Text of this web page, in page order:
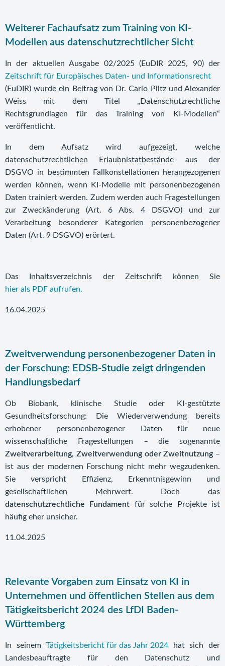
Weiterer Fachaufsatz zum Training von KI-
Modellen aus datenschutzrechtlicher Sicht
In der aktuellen Ausgabe 02/2025 (EuDIR 2025, 90) der
Zeitschrift für Europäisches Daten- und Informationsrecht
(EuDIR) wurde ein Beitrag von Dr. Carlo Piltz und Alexander
Weiss mit dem Titel „Datenschutzrechtliche
Rechtsgrundlagen für das Training von KI-Modellen“
veröffentlicht.
In dem Aufsatz wird aufgezeigt, welche
datenschutzrechtlichen Erlaubnistatbestände aus der
DSGVO in bestimmten Fallkonstellationen herangezogenen
werden können, wenn KI-Modelle mit personenbezogenen
Daten trainiert werden. Zudem werden auch Fragestellungen
zur Zweckänderung (Art. 6 Abs. 4 DSGVO) und zur
Verarbeitung besonderer Kategorien personenbezogener
Daten (Art. 9 DSGVO) erörtert.
Das Inhaltsverzeichnis der Zeitschrift können Sie
hier als PDF aufrufen.
16.04.2025
Zweitverwendung personenbezogener Daten in
der Forschung: EDSB-Studie zeigt dringenden
Handlungsbedarf
Ob Biobank, klinische Studie oder KI-gestützte
Gesundheitsforschung: Die Wiederverwendung bereits
erhobener personenbezogener Daten für neue
wissenschaftliche Fragestellungen – die sogenannte
Zweitverarbeitung, Zweitverwendung oder Zweitnutzung –
ist aus der modernen Forschung nicht mehr wegzudenken.
Sie verspricht Effizienz, Erkenntnisgewinn und
gesellschaftlichen Mehrwert. Doch das
datenschutzrechtliche Fundament für solche Projekte ist
häufig eher unsicher.
11.04.2025
Relevante Vorgaben zum Einsatz von KI in
Unternehmen und öffentlichen Stellen aus dem
Tätigkeitsbericht 2024 des LfDI Baden-
Württemberg
In seinemTätigkeitsbericht für das Jahr 2024 hat sich der
Landesbeauftragte für den Datenschutz und